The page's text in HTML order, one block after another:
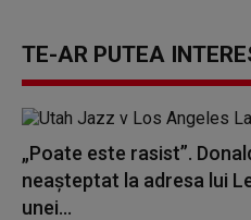
TE-AR PUTEA
„Poate este rasist”.
neașteptat la adresa lui
unei...